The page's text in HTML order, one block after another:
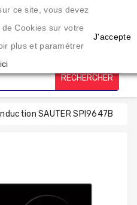
depuis 20 ans
RECHERCHER
SAUTER SPI9647B
ce site, vous devez
Cookies sur votre
plus et paramétrer
ici
J'accepte